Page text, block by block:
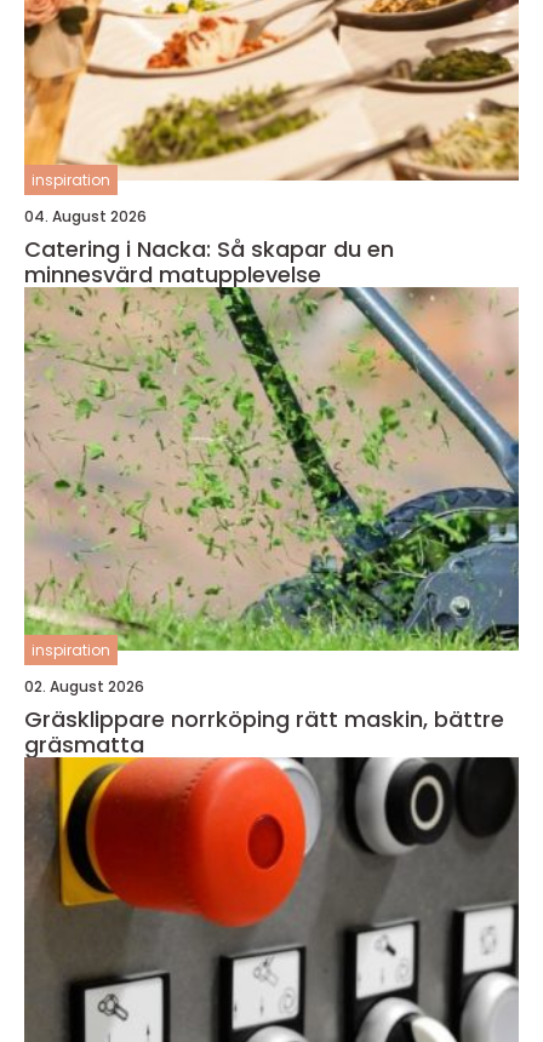
inspiration
04. August 2026
Catering i Nacka: Så skapar du en
minnesvärd matupplevelse
inspiration
02. August 2026
Gräsklippare norrköping rätt maskin, bättre
gräsmatta